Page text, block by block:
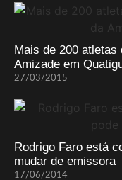
Mais de 200 atletas
Amizade em
27/03/2015
Rodrigo Faro está
mudar de emissora
17/06/2014